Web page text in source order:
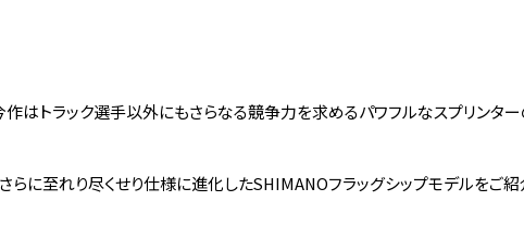
はトラック選手以外にもさらなる競争力を求めるパワフルなスプリンター
に至れり尽くせり仕様に進化したSHIMANOフラッグシップモデルをご紹